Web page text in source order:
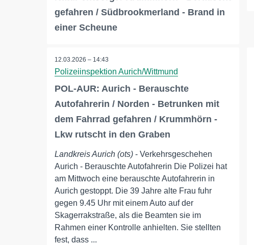
gefahren / Südbrookmerland - Brand in
einer Scheune
12.03.2026 – 14:43
Polizeiinspektion Aurich/Wittmund
POL-AUR: Aurich - Berauschte
Autofahrerin / Norden - Betrunken mit
dem Fahrrad gefahren / Krummhörn -
Lkw rutscht in den Graben
Landkreis Aurich (ots) - Verkehrsgeschehen
Aurich - Berauschte Autofahrerin Die Polizei hat
am Mittwoch eine berauschte Autofahrerin in
Aurich gestoppt. Die 39 Jahre alte Frau fuhr
gegen 9.45 Uhr mit einem Auto auf der
Skagerrakstraße, als die Beamten sie im
Rahmen einer Kontrolle anhielten. Sie stellten
fest, dass ...